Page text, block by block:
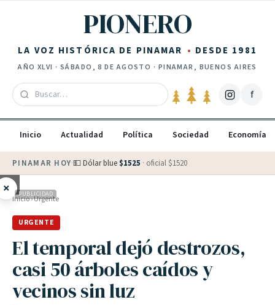
PIONERO
LA VOZ HISTÓRICA DE PINAMAR DESDE 1981
AÑO XLVI · SÁBADO, 8 DE AGOSTO · PINAMAR, BUENOS AIRES
f
Inicio Actualidad Política Sociedad Economía
PINAMAR HOY·💵 Dólar blue $1525 · oficial $1520
× PUBLICIDAD
Inicio›Urgente
URGENTE
El temporal dejó destrozos,
casi 50 árboles caídos y
vecinos sin luz